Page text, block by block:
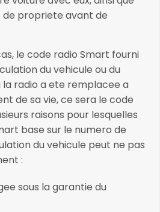
propriete avant de
le code radio Smart fourni
du vehicule ou du
la radio a ete remplacee a
de sa vie, ce sera le code
raisons pour lesquelles
base sur le numero de
du vehicule peut ne pas
:
sous la garantie du